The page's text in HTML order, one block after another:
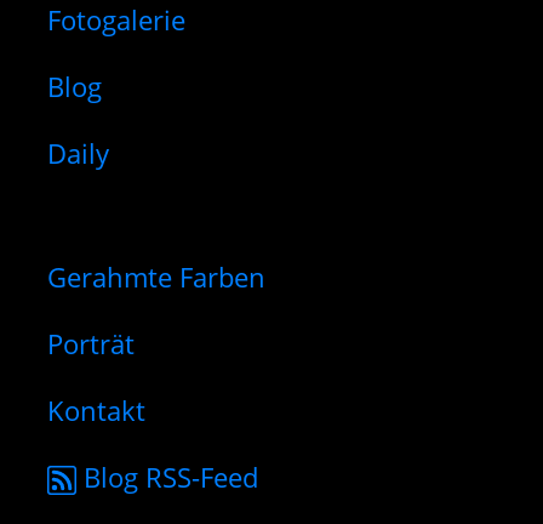
Fotogalerie
Blog
Daily
Gerahmte Farben
Porträt
Kontakt
Blog RSS-Feed